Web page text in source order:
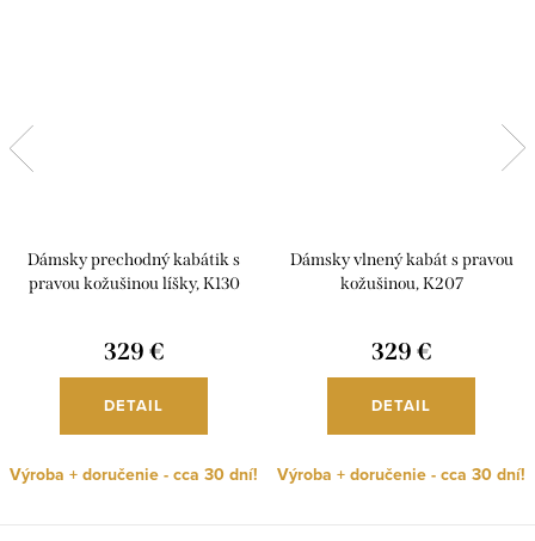
Dámsky prechodný kabátik s
pravou kožušinou líšky, K130
329 €
DETAIL
Výroba + doručenie - cca 30 dní!
Dámsky vlnený kabát s pravou
kožušinou, K207
329 €
DETAIL
Výroba + doručenie - cca 30 dní!